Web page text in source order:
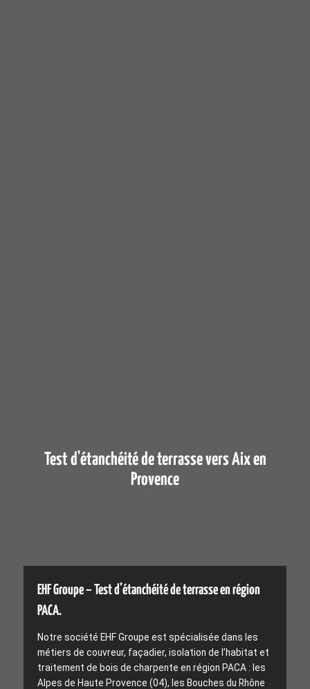
Test d'étanchéité de terrasse vers Aix en
Provence
EHF Groupe – Test d’étanchéité de terrasse en région
PACA.
Notre société EHF Groupe est spécialisée dans les
métiers de couvreur, façadier, isolation de l’habitat et
traitement de bois de charpente en région PACA : les
Alpes de Haute Provence (04), les Bouches du Rhône